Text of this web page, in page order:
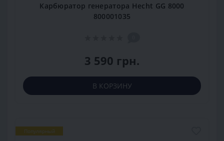
Карбюратор генератора Hecht GG 8000
800001035
3 590 грн.
В КОРЗИНУ
Популярный